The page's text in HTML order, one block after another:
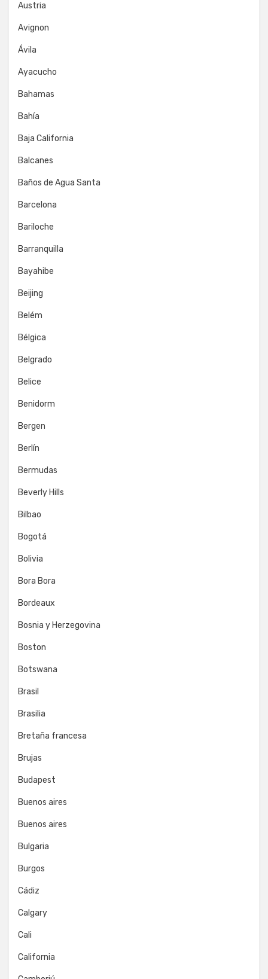
Austria
Avignon
Ávila
Ayacucho
Bahamas
Bahía
Baja California
Balcanes
Baños de Agua Santa
Barcelona
Bariloche
Barranquilla
Bayahibe
Beijing
Belém
Bélgica
Belgrado
Belice
Benidorm
Bergen
Berlín
Bermudas
Beverly Hills
Bilbao
Bogotá
Bolivia
Bora Bora
Bordeaux
Bosnia y Herzegovina
Boston
Botswana
Brasil
Brasilia
Bretaña francesa
Brujas
Budapest
Buenos aires
Buenos aires
Bulgaria
Burgos
Cádiz
Calgary
Cali
California